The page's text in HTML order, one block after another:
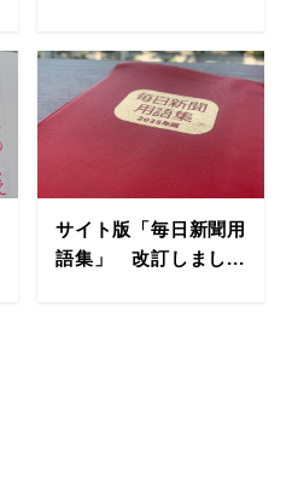
サイト版「毎日新聞用
語集」 改訂しまし...